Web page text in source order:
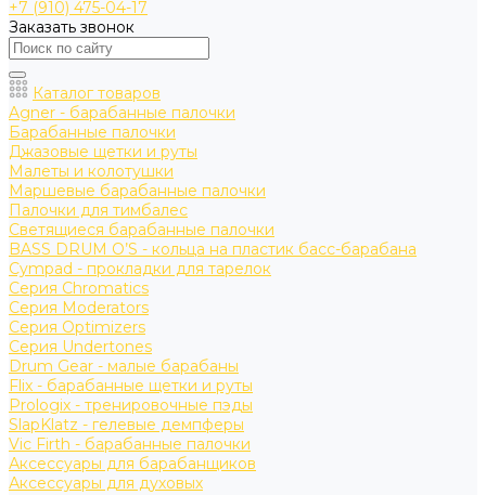
+7 (910) 475-04-17
Заказать звонок
Каталог товаров
Agner - барабанные палочки
Барабанные палочки
Джазовые щетки и руты
Малеты и колотушки
Маршевые барабанные палочки
Палочки для тимбалес
Светящиеся барабанные палочки
BASS DRUM O’S - кольца на пластик басс-барабана
Cympad - прокладки для тарелок
Серия Chromatics
Серия Moderators
Серия Optimizers
Серия Undertones
Drum Gear - малые барабаны
Flix - барабанные щетки и руты
Prologix - тренировочные пэды
SlapKlatz - гелевые демпферы
Vic Firth - барабанные палочки
Аксессуары для барабанщиков
Аксессуары для духовых